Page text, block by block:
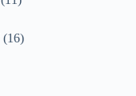
16